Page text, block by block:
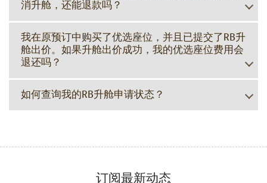
消升舱，还能退款吗？
我在原预订中购买了优选座位，并且已提交了RB升
舱出价。如果升舱出价成功，我的优选座位费用会
退还吗？
如何查询我的RB升舱申请状态？
订阅最新动态